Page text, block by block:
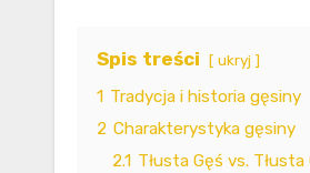
Spis treści ukryj
1 Tradycja i historia gęsiny
2 Charakterystyka gęsiny
2.1 Tłusta Gęś vs. Tłusta